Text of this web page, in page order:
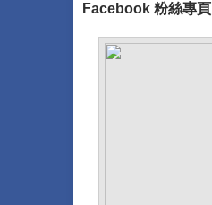
Facebook 粉絲專頁